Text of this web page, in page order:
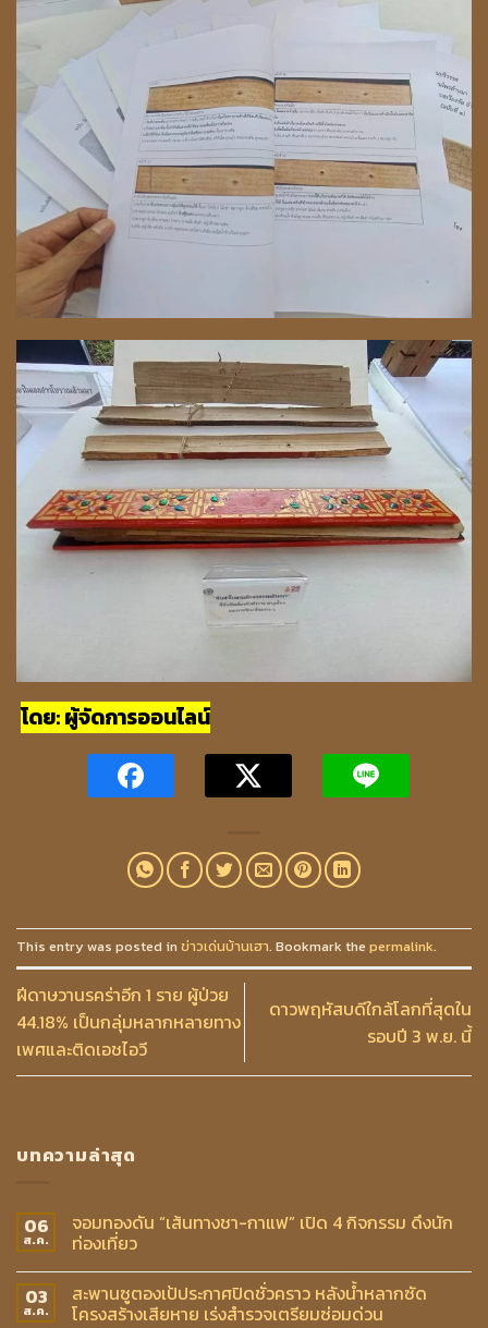
โดย: ผู้จัดการออนไลน์
This entry was posted in ข่าวเด่นบ้านเฮา. Bookmark the permalink.
ฝีดาษวานรคร่าอีก 1 ราย ผู้ป่วย
44.18% เป็นกลุ่มหลากหลายทาง
เพศและติดเอชไอวี
ดาวพฤหัสบดีใกล้โลกที่สุดใน
รอบปี 3 พ.ย. นี้
บทความล่าสุด
06
ส.ค.
จอมทองดัน “เส้นทางชา-กาแฟ” เปิด 4 กิจกรรม ดึงนัก
ท่องเที่ยว
03
ส.ค.
สะพานซูตองเป้ประกาศปิดชั่วคราว หลังน้ำหลากซัด
โครงสร้างเสียหาย เร่งสำรวจเตรียมซ่อมด่วน